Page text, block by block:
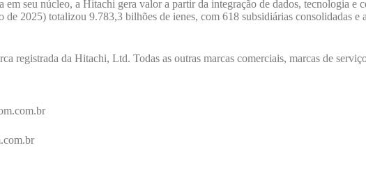
seu núcleo, a Hitachi gera valor a partir da integração de dados, tecnologia
de 2025) totalizou 9.783,3 bilhões de ienes, com 618 subsidiárias consolidadas
registrada da Hitachi, Ltd. Todas as outras marcas comerciais, marcas de